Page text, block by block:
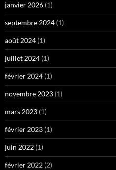
janvier 2026 (1)
septembre 2024 (1)
août 2024 (1)
juillet 2024 (1)
février 2024 (1)
novembre 2023 (1)
mars 2023 (1)
février 2023 (1)
juin 2022 (1)
février 2022 (2)